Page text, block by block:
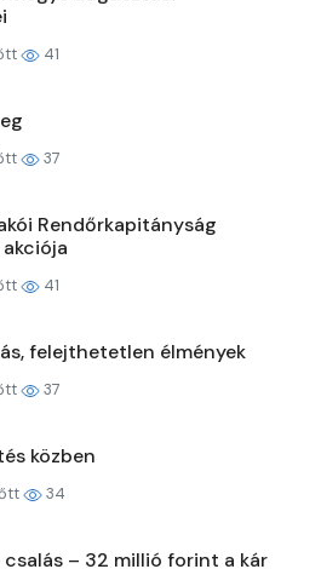
41
37
Rendőrkapitányság
41
felejthetetlen élmények
37
közben
34
– 32 millió forint a kár